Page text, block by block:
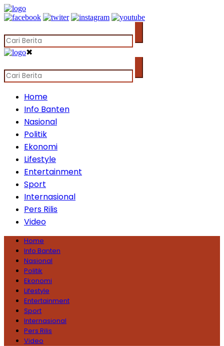
✖
Home
Info Banten
Nasional
Politik
Ekonomi
Lifestyle
Entertainment
Sport
Internasional
Pers Rilis
Video
Home
Info Banten
Nasional
Politik
Ekonomi
Lifestyle
Entertainment
Sport
Internasional
Pers Rilis
Video